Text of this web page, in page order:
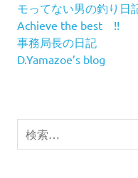
モってない男の釣り日
Achieve the best !!
事務局長の日記
D.Yamazoe’s blog
検
索